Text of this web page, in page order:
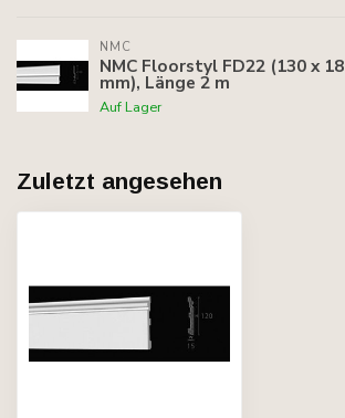
NMC
NMC Floorstyl FD22 (130 x 18
mm), Länge 2 m
Auf Lager
Zuletzt angesehen